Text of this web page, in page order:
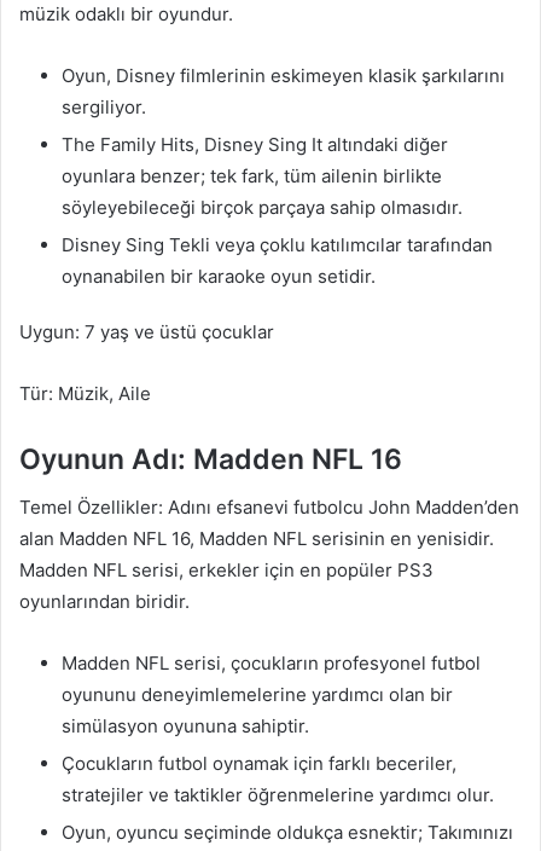
müzik odaklı bir oyundur.
Oyun, Disney filmlerinin eskimeyen klasik şarkılarını
sergiliyor.
The Family Hits, Disney Sing It altındaki diğer
oyunlara benzer; tek fark, tüm ailenin birlikte
söyleyebileceği birçok parçaya sahip olmasıdır.
Disney Sing Tekli veya çoklu katılımcılar tarafından
oynanabilen bir karaoke oyun setidir.
Uygun: 7 yaş ve üstü çocuklar
Tür: Müzik, Aile
Oyunun Adı: Madden NFL 16
Temel Özellikler: Adını efsanevi futbolcu John Madden’den
alan Madden NFL 16, Madden NFL serisinin en yenisidir.
Madden NFL serisi, erkekler için en popüler PS3
oyunlarından biridir.
Madden NFL serisi, çocukların profesyonel futbol
oyununu deneyimlemelerine yardımcı olan bir
simülasyon oyununa sahiptir.
Çocukların futbol oynamak için farklı beceriler,
stratejiler ve taktikler öğrenmelerine yardımcı olur.
Oyun, oyuncu seçiminde oldukça esnektir; Takımınızı